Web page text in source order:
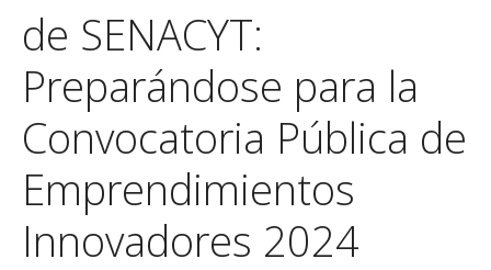
de SENACYT:
Preparándose para la
Convocatoria Pública de
Emprendimientos
Innovadores 2024